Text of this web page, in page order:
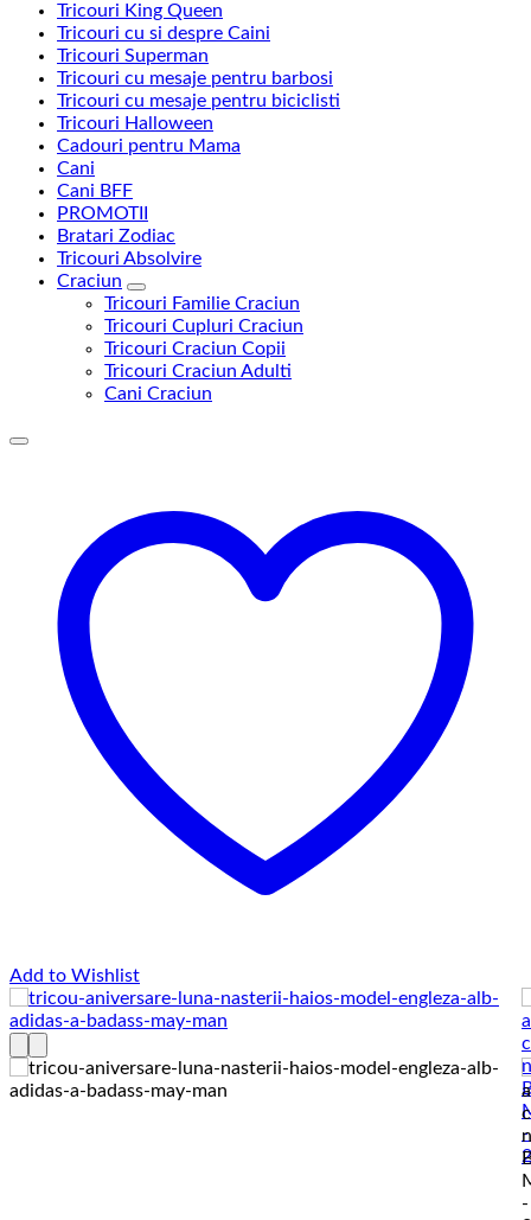
Tricouri King Queen
Tricouri cu si despre Caini
Tricouri Superman
Tricouri cu mesaje pentru barbosi
Tricouri cu mesaje pentru biciclisti
Tricouri Halloween
Cadouri pentru Mama
Cani
Cani BFF
PROMOTII
Bratari Zodiac
Tricouri Absolvire
Craciun
Tricouri Familie Craciun
Tricouri Cupluri Craciun
Tricouri Craciun Copii
Tricouri Craciun Adulti
Cani Craciun
Add to Wishlist